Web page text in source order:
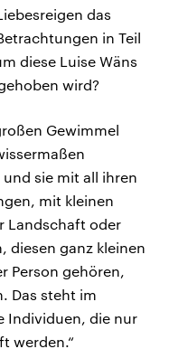
das
in Teil
diese Luise Wäns
wird?
Gewimmel
sie mit all ihren
mit kleinen
Landschaft oder
diesen ganz kleinen
Person gehören,
Das steht im
Individuen, die nur
werden.“